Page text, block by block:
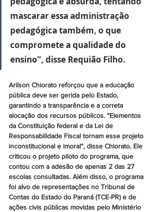
mascarar essa administração
pedagógica também, o que
compromete a qualidade do
ensino”, disse Requião Filho.
Arilson Chiorato reforçou que a educação
pública deve ser gerida pelo Estado,
garantindo a transparência e a correta
alocação dos recursos públicos. "Elementos
da Constituição federal e da Lei de
Responsabilidade Fiscal tornam esse projeto
inconstitucional e imoral", disse Chiorato. Ele
criticou o projeto piloto do programa, que
contou com a adesão de apenas 2 das 27
escolas consultadas. Além disso, o programa
foi alvo de representações no Tribunal de
Contas do Estado do Paraná (TCE-PR) e de
ações civis públicas movidas pelo Ministério